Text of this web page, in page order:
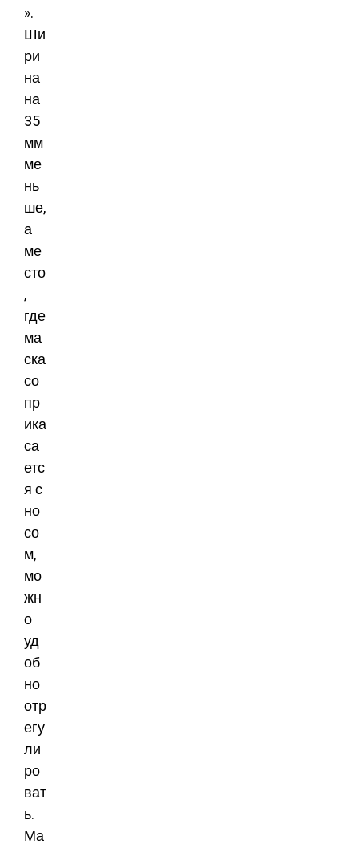
».
Ши
ри
на
на
35
мм
ме
нь
ше,
а
ме
сто
,
где
ма
ска
со
пр
ика
са
етс
я с
но
со
м,
мо
жн
о
уд
об
но
отр
егу
ли
ро
ват
ь.
Ма